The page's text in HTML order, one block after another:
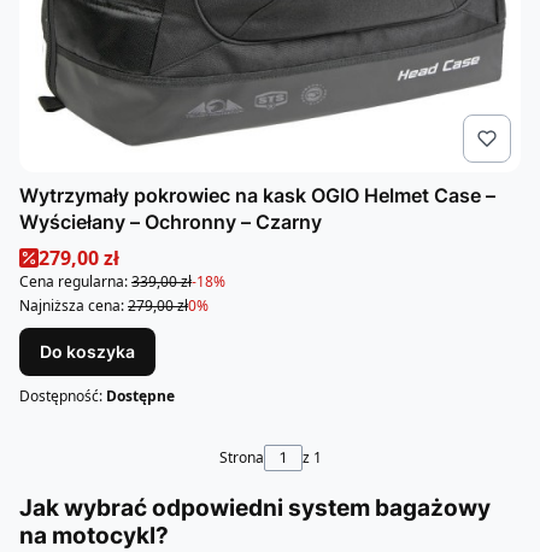
Wytrzymały pokrowiec na kask OGIO Helmet Case –
Wyściełany – Ochronny – Czarny
Cena promocyjna
279,00 zł
Cena regularna:339,00 zł-18%
Najniższa cena:279,00 zł0%
Do koszyka
Dostępność: Dostępne
Strona z 1
Jak wybrać odpowiedni system bagażowy
na motocykl?